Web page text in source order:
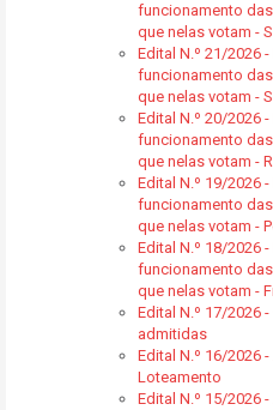
funcionamento
que nelas votam -
Edital N.º 21/2026
funcionamento
que nelas votam -
Edital N.º 20/2026
funcionamento
que nelas votam -
Edital N.º 19/2026
funcionamento
que nelas votam -
Edital N.º 18/2026
funcionamento
que nelas votam -
Edital N.º 17/2026
admitidas
Edital N.º 16/2026
Loteamento
Edital N.º 15/2026